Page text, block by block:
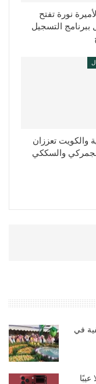
نورة تفتح
ببرنامج التسجيل
والكويت تعززان
والسككي
في